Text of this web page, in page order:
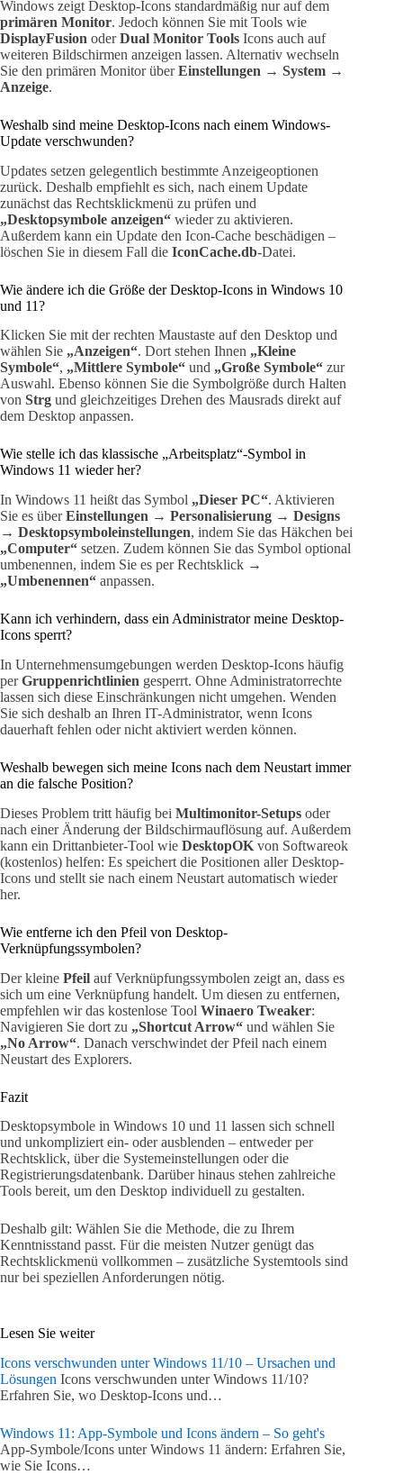
Windows zeigt Desktop-Icons standardmäßig nur auf dem
primären Monitor. Jedoch können Sie mit Tools wie
DisplayFusion oderDual Monitor Tools Icons auch auf
weiteren Bildschirmen anzeigen lassen. Alternativ wechseln
Sie den primären Monitor überEinstellungen → System →
Anzeige.
Weshalb sind meine Desktop-Icons nach einem Windows-
Update verschwunden?
Updates setzen gelegentlich bestimmte Anzeigeoptionen
zurück. Deshalb empfiehlt es sich, nach einem Update
zunächst das Rechtsklickmenü zu prüfen und
„Desktopsymbole anzeigen“ wieder zu aktivieren.
Außerdem kann ein Update den Icon-Cache beschädigen –
löschen Sie in diesem Fall die IconCache.db-Datei.
Wie ändere ich die Größe der Desktop-Icons in Windows 10
und 11?
Klicken Sie mit der rechten Maustaste auf den Desktop und
wählen Sie „Anzeigen“. Dort stehen Ihnen „Kleine
Symbole“, „Mittlere Symbole“ und „Große Symbole“ zur
Auswahl. Ebenso können Sie die Symbolgröße durch Halten
von Strg und gleichzeitiges Drehen des Mausrads direkt auf
dem Desktop anpassen.
Wie stelle ich das klassische „Arbeitsplatz“-Symbol in
Windows 11 wieder her?
In Windows 11 heißt das Symbol „Dieser PC“. Aktivieren
Sie es überEinstellungen → Personalisierung → Designs
→ Desktopsymboleinstellungen, indem Sie das Häkchen bei
„Computer“ setzen. Zudem können Sie das Symbol optional
umbenennen, indem Sie es per Rechtsklick →
„Umbenennen“ anpassen.
Kann ich verhindern, dass ein Administrator meine Desktop-
Icons sperrt?
In Unternehmensumgebungen werden Desktop-Icons häufig
perGruppenrichtlinien gesperrt. Ohne Administratorrechte
lassen sich diese Einschränkungen nicht umgehen. Wenden
Sie sich deshalb an Ihren IT-Administrator, wenn Icons
dauerhaft fehlen oder nicht aktiviert werden können.
Weshalb bewegen sich meine Icons nach dem Neustart immer
an die falsche Position?
Dieses Problem tritt häufig bei Multimonitor-Setups oder
nach einer Änderung der Bildschirmauflösung auf. Außerdem
kann ein Drittanbieter-Tool wie DesktopOK von Softwareok
(kostenlos) helfen: Es speichert die Positionen aller Desktop-
Icons und stellt sie nach einem Neustart automatisch wieder
her.
Wie entferne ich den Pfeil von Desktop-
Verknüpfungssymbolen?
Der kleine Pfeil auf Verknüpfungssymbolen zeigt an, dass es
sich um eine Verknüpfung handelt. Um diesen zu entfernen,
empfehlen wir das kostenlose Tool Winaero Tweaker:
Navigieren Sie dort zu „Shortcut Arrow“ und wählen Sie
„No Arrow“. Danach verschwindet der Pfeil nach einem
Neustart des Explorers.
Fazit
Desktopsymbole in Windows 10 und 11 lassen sich schnell
und unkompliziert ein- oder ausblenden – entweder per
Rechtsklick, über die Systemeinstellungen oder die
Registrierungsdatenbank. Darüber hinaus stehen zahlreiche
Tools bereit, um den Desktop individuell zu gestalten.
Deshalb gilt: Wählen Sie die Methode, die zu Ihrem
Kenntnisstand passt. Für die meisten Nutzer genügt das
Rechtsklickmenü vollkommen – zusätzliche Systemtools sind
nur bei speziellen Anforderungen nötig.
Lesen Sie weiter
Icons verschwunden unter Windows 11/10 – Ursachen und
Lösungen Icons verschwunden unter Windows 11/10?
Erfahren Sie, wo Desktop-Icons und…
Windows 11: App-Symbole und Icons ändern – So geht's
App-Symbole/Icons unter Windows 11 ändern: Erfahren Sie,
wie Sie Icons…